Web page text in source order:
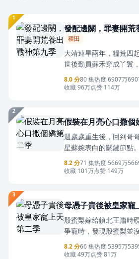
1
發配邊關，罪妻開荒
種田
大靖連旱兩年，糧荒四
世後勤員蘇禾穿成丫鬟
力表現，力爭搶個優秀
感，一眼鎖定全場最壯
8.0 分80 集热度 6907万
收藏 96万点赞 114万
2
假裝在月亮心口撒個
週歲歲重生後，回到哥
星蘇婉表白的關鍵節點
婉，最終遭對方算計，
慘結局。為避免悲劇重
身邊暗藏的隱患。原本
卻讓冷靜自持的江宗硯
二人在不斷交集裡互生
家人與家業。
8.2 分71 集热度 5669万
收藏 101万点赞 149万
3
母憑子貴後被皇家寵
殷蜜梨嫁給鎮北王蕭時
爭寵時，發現殷蜜梨並
在他倍感挫敗時得知殷
於明白她從小缺失的安
8.2 分66 集热度 5395万
收藏 49万点赞 81万